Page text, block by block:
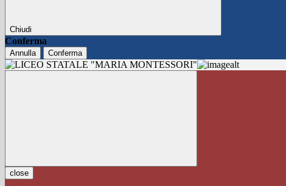
Chiudi
Conferma
Annulla Conferma
close